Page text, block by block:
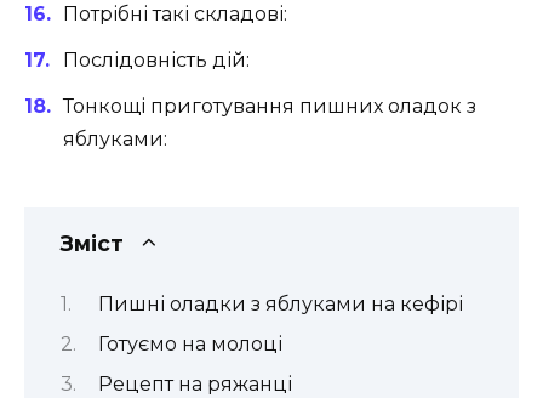
Потрібні такі складові:
Послідовність дій:
Тонкощі приготування пишних оладок з
яблуками:
Зміст
Пишні оладки з яблуками на кефірі
Готуємо на молоці
Рецепт на ряжанці